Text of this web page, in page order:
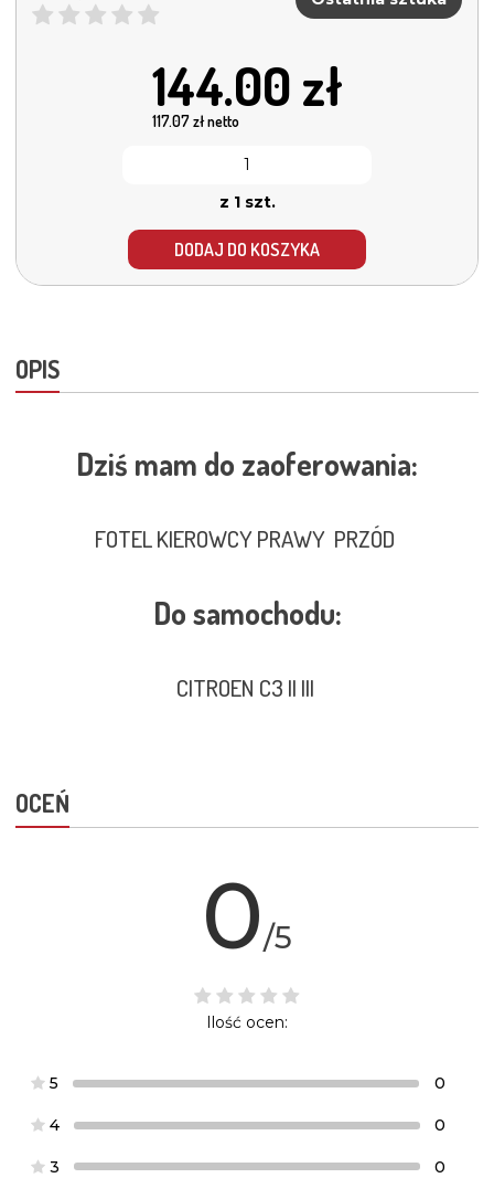
144.00 zł
117.07zł netto
z 1 szt.
DODAJ DO KOSZYKA
OPIS
Dziś mam do zaoferowania:
FOTEL KIEROWCY PRAWY PRZÓD
Do samochodu:
CITROEN C3 II III
OCEŃ
0/5
Ilość ocen:
5 0
4 0
3 0